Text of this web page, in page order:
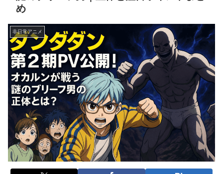
め
非日常アニメ